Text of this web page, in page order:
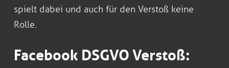
spielt dabei und auch für den Verstoß keine
Rolle.
Facebook DSGVO Verstoß: